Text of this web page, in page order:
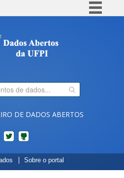
Comunica BR
Participe
Legislação
DE DADOS ABERTOS
twitterCódigos
fonte
de
Sobre o portal